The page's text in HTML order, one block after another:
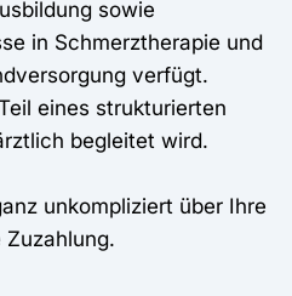
sowie
in Schmerztherapie und
verfügt.
eines strukturierten
begleitet wird.
unkompliziert über Ihre